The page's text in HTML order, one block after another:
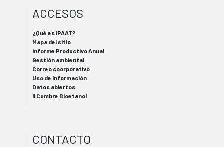
ACCESOS
¿Qué es IPAAT?
Mapa del sitio
Informe Productivo Anual
Gestión ambiental
Correo coorporativo
Uso de Información
Datos abiertos
II Cumbre Bioetanol
CONTACTO